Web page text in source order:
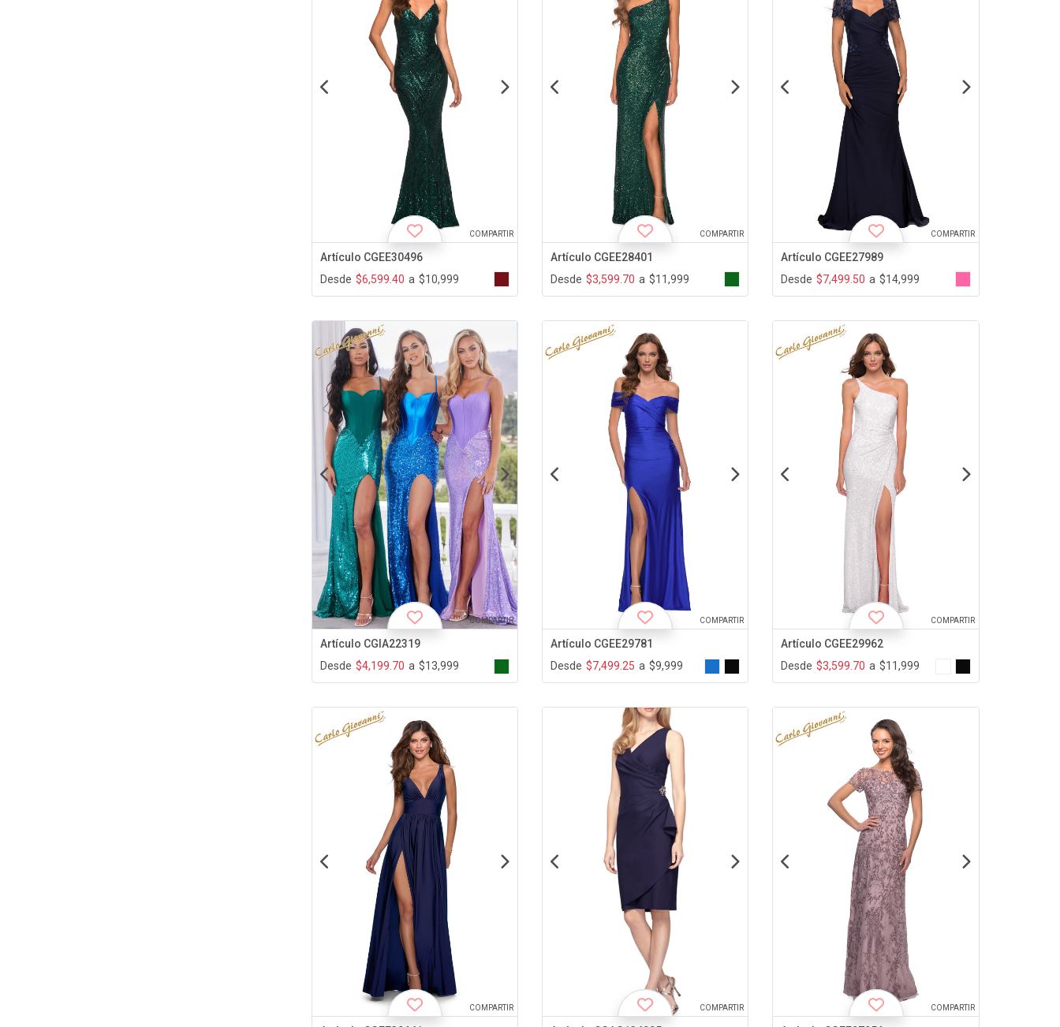
COMPARTIR
Artículo CGEE30496
Desde $6,599.40 a $10,999
COMPARTIR
Artículo CGEE28401
Desde $3,599.70 a $11,999
COMPARTIR
Artículo CGEE27989
Desde $7,499.50 a $14,999
COMPARTIR
Artículo CGIA22319
Desde $4,199.70 a $13,999
COMPARTIR
Artículo CGEE29781
Desde $7,499.25 a $9,999
COMPARTIR
Artículo CGEE29962
Desde $3,599.70 a $11,999
COMPARTIR COMPARTIR COMPARTIR